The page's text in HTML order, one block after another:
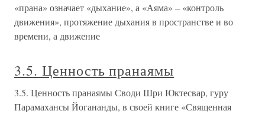
«прана» означает «дыхание», а «Аяма» – «контроль
движения», протяжение дыхания в пространстве и во
времени, а движение
3.5. Ценность пранаямы
3.5. Ценность пранаямы Своди Шри Юктесвар, гуру
Парамахансы Йогананды, в своей книге «Священная